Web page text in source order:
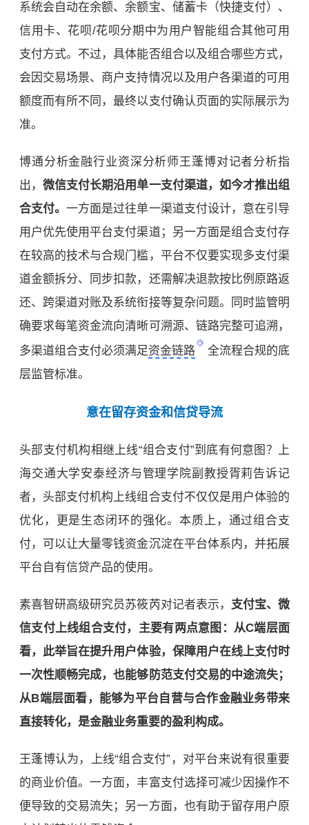
系统会自动在余额、余额宝、储蓄卡（快捷支付）、
信用卡、花呗/花呗分期中为用户智能组合其他可用
支付方式。不过，具体能否组合以及组合哪些方式，
会因交易场景、商户支持情况以及用户各渠道的可用
额度而有所不同，最终以支付确认页面的实际展示为
准。
博通分析金融行业资深分析师王蓬博对记者分析指
出，微信支付长期沿用单一支付渠道，如今才推出组
合支付。一方面是过往单一渠道支付设计，意在引导
用户优先使用平台支付渠道；另一方面是组合支付存
在较高的技术与合规门槛，平台不仅要实现多支付渠
道金额拆分、同步扣款，还需解决退款按比例原路返
还、跨渠道对账及系统衔接等复杂问题。同时监管明
确要求每笔资金流向清晰可溯源、链路完整可追溯，
多渠道组合支付必须满足资金链路
全流程合规的底
层监管标准。
意在留存资金和信贷导流
头部支付机构相继上线“组合支付”到底有何意图？ 上
海交通大学安泰经济与管理学院副教授胥莉告诉记
者，头部支付机构上线组合支付不仅仅是用户体验的
优化，更是生态闭环的强化。本质上，通过组合支
付，可以让大量零钱资金沉淀在平台体系内，并拓展
平台自有信贷产品的使用。
素喜智研高级研究员苏筱芮对记者表示， 支付宝、微
信支付上线组合支付，主要有两点意图：从C端层面
看，此举旨在提升用户体验，保障用户在线上支付时
一次性顺畅完成，也能够防范支付交易的中途流失；
从B端层面看，能够为平台自营与合作金融业务带来
直接转化，是金融业务重要的盈利构成。
王蓬博认为，上线“组合支付”，对平台来说有很重要
的商业价值。一方面，丰富支付选择可减少因操作不
便导致的交易流失；另一方面，也有助于留存用户原